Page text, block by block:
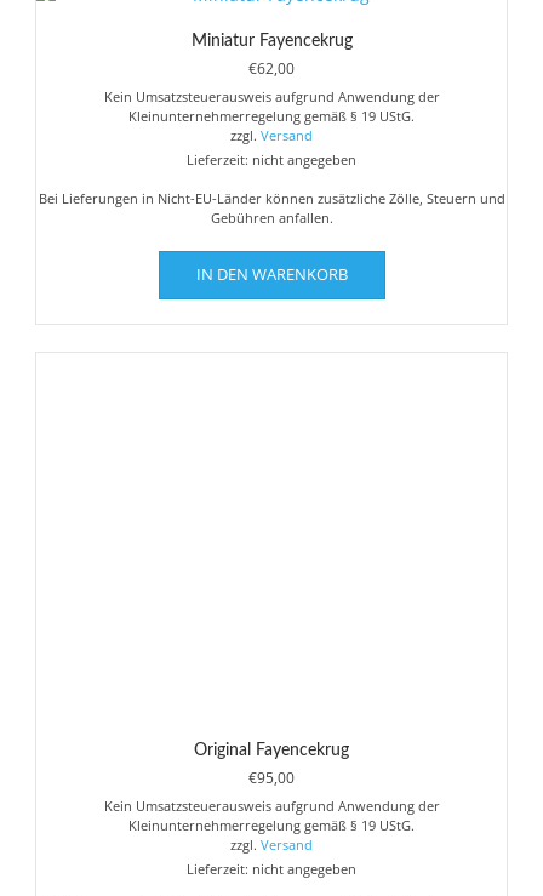
Miniatur Fayencekrug
€62,00
Kein Umsatzsteuerausweis aufgrund Anwendung der
Kleinunternehmerregelung gemäß § 19 UStG.
zzgl. Versand
Lieferzeit: nicht angegeben
Bei Lieferungen in Nicht-EU-Länder können zusätzliche Zölle, Steuern und
Gebühren anfallen.
IN DEN WARENKORB
Original Fayencekrug
€95,00
Kein Umsatzsteuerausweis aufgrund Anwendung der
Kleinunternehmerregelung gemäß § 19 UStG.
zzgl. Versand
Lieferzeit: nicht angegeben